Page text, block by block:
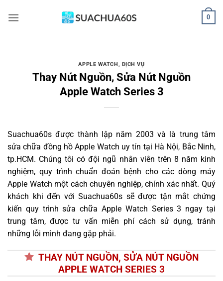
qua
0
APPLE WATCH, DỊCH VỤ
Thay Nút Nguồn, Sửa Nút Nguồn
Apple Watch Series 3
Suachua60s được thành lập năm 2003 và là trung tâm
sửa chữa đồng hồ Apple Watch uy tín tại Hà Nội, Bắc Ninh,
tp.HCM. Chúng tôi có đội ngũ nhân viên trên 8 năm kinh
nghiệm, quy trình chuẩn đoán bệnh cho các dòng máy
Apple Watch một cách chuyên nghiệp, chính xác nhất. Quý
khách khi đến với Suachua60s sẽ được tận mắt chứng
kiến quy trình sửa chữa Apple Watch Series 3 ngay tại
trung tâm, được tư vấn miễn phí cách sử dụng, tránh
những lỗi mình đang gặp phải.
THAY NÚT NGUỒN, SỬA NÚT NGUỒN
APPLE WATCH SERIES 3